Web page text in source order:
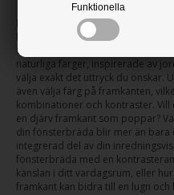
Funktionella
Mångsidiga designmöjligheter
Med en fönsterbräda i konstläder
som verkligen talar till din
naturliga färger, inspirerade av
välja exakt det uttryck du önskar.
även välja färg på framkanten,
kombinationer och kontraster. Vill
en djärv framkant som poppar?
din fönsterbräda blir mer än bara
integrerad del av din
fönsterbräda med en
känslan i ditt vardagsrum, eller
framkant kan bidra till en lugn